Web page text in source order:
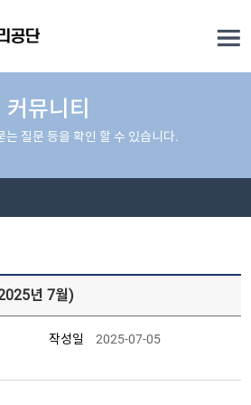
커뮤니티
는 질문 등을 확인 할 수 있습니다.
년 7월)
작성일
2025-07-05